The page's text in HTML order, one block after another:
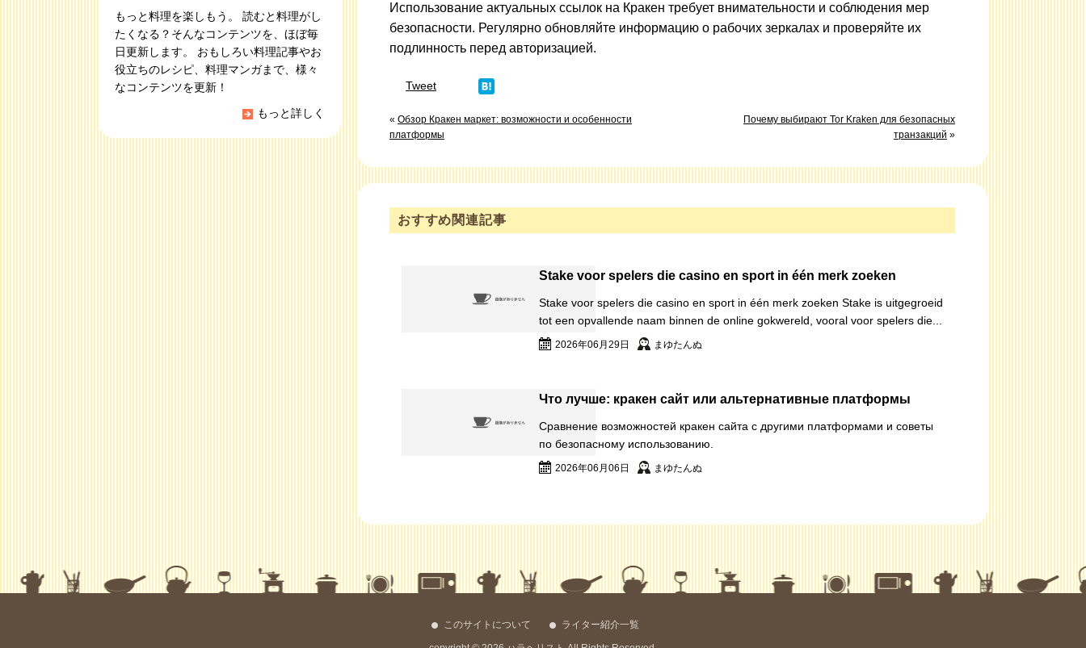
Использование актуальных ссылок на Кракен требует внимательности и соблюдения мер
безопасности. Регулярно обновляйте информацию о рабочих зеркалах и проверяйте их
подлинность перед авторизацией.
Tweet
« Обзор Кракен маркет: возможности и особенности
платформы
Почему выбирают Tor Kraken для безопасных
транзакций »
おすすめ関連記事
Stake voor spelers die casino en sport in één merk zoeken
Stake voor spelers die casino en sport in één merk zoeken Stake is uitgegroeid
tot een opvallende naam binnen de online gokwereld, vooral voor spelers die...
2026年06月29日 まゆたんぬ
Что лучше: кракен сайт или альтернативные платформы
Сравнение возможностей кракен сайта с другими платформами и советы
по безопасному использованию.
2026年06月06日 まゆたんぬ
もっと料理を楽しもう。 読むと料理がし
たくなる？そんなコンテンツを、ほぼ毎
日更新します。 おもしろい料理記事やお
役立ちのレシピ、料理マンガまで、様々
なコンテンツを更新！
もっと詳しく
このサイトについて ライター紹介一覧